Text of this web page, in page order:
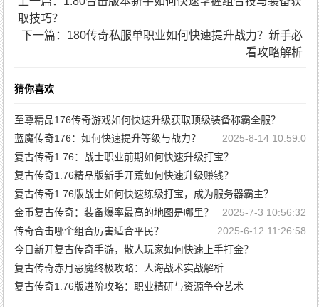
取技巧？
下一篇：180传奇私服单职业如何快速提升战力？新手必
看攻略解析
猜你喜欢
至尊精品176传奇游戏如何快速升级获取顶级装备称霸全服？
2025-12-31 10:43:23
蓝魔传奇176：如何快速提升等级与战力？
2025-8-14 10:59:0
复古传奇1.76：战士职业前期如何快速升级打宝？
2025-7-13 11:5:5
复古传奇1.76精品版新手开荒如何快速升级赚钱？
2025-7-13 11:1:24
复古传奇1.76版战士如何快速练级打宝，成为服务器霸主？
2025-7-13 10:57:40
金币复古传奇：装备爆率最高的地图是哪里？
2025-7-3 10:56:32
传奇合击哪个组合厉害适合平民？
2025-6-12 11:26:58
今日新开复古传奇手游，散人玩家如何快速上手打金？
2025-6-8 11:23:42
复古传奇赤月恶魔终极攻略：人海战术实战解析
2025-6-2 11:25:56
复古传奇1.76版进阶攻略：职业精研与资源争夺艺术